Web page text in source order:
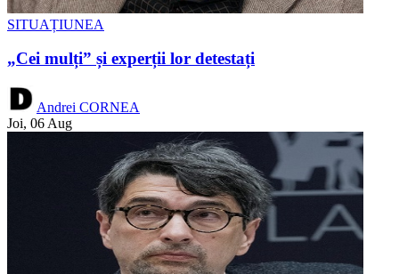
SITUAȚIUNEA
„Cei mulți” și experții lor detestați
Andrei CORNEA
Joi, 06 Aug